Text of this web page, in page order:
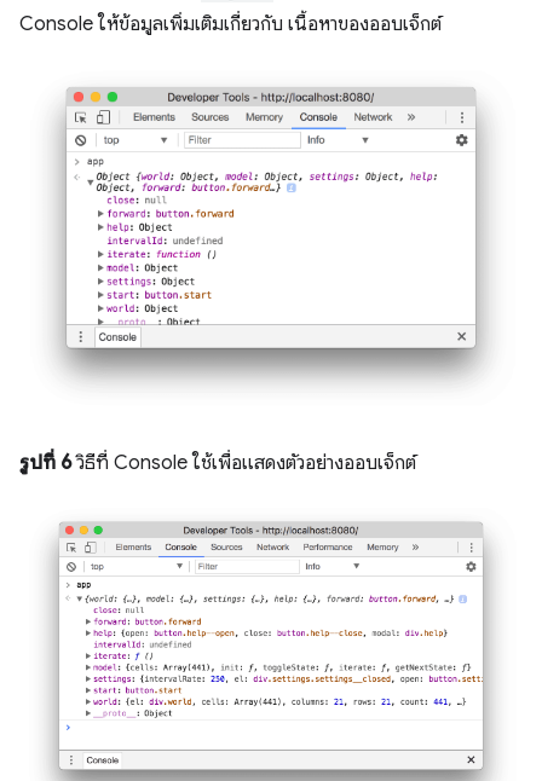
Console ให้ข้อมูลเพิ่มเติมเกี่ยวกับ เนื้อหาของออบเจ็กต์
รูปที่ 6วิธีที่ Console ใช้เพื่อแสดงตัวอย่างออบเจ็กต์